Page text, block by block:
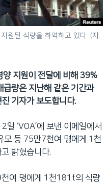
원된 식량을 하역하고 있다. (자
지원이 전달에 비해 39%
급량은 지난해 같은 기간과
기자가 보도합니다.
‘VOA’에 보낸 이메일에서
모 등 75만7천여 명에게 1천
밝혔습니다.
여 명에게 1천181t의 식량